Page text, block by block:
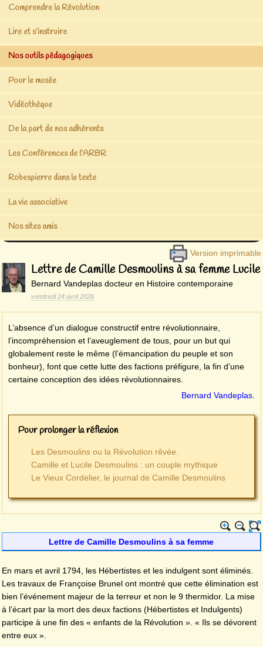
Comprendre la Révolution
Lire et s’instruire
Nos outils pédagogiques
Pour le musée
Vidéothèque
De la part de nos adhérents
Les Conférences de l’ARBR
Robespierre dans le texte
La vie associative
Nos sites amis
Version imprimable
Lettre de Camille Desmoulins à sa femme Lucile
Bernard Vandeplas docteur en Histoire contemporaine
vendredi 24 avril 2026
L’absence d’un dialogue constructif entre révolutionnaire,
l’incompréhension et l’aveuglement de tous, pour un but qui
globalement reste le même (l’émancipation du peuple et son
bonheur), font que cette lutte des factions préfigure, la fin d’une
certaine conception des idées révolutionnaires.
Bernard Vandeplas
Pour prolonger la réflexion
Les Desmoulins ou la Révolution rêvée.
Camille et Lucile Desmoulins : un couple mythique
Le Vieux Cordelier, le journal de Camille Desmoulins
Lettre de Camille Desmoulins à sa femme
En mars et avril 1794, les Hébertistes et les indulgent sont éliminés.
Les travaux de Françoise Brunel ont montré que cette élimination est
bien l’événement majeur de la terreur et non le 9 thermidor. La mise
à l’écart par la mort des deux factions (Hébertistes et Indulgents)
participe à une fin des « enfants de la Révolution ». « Ils se dévorent
entre eux ».